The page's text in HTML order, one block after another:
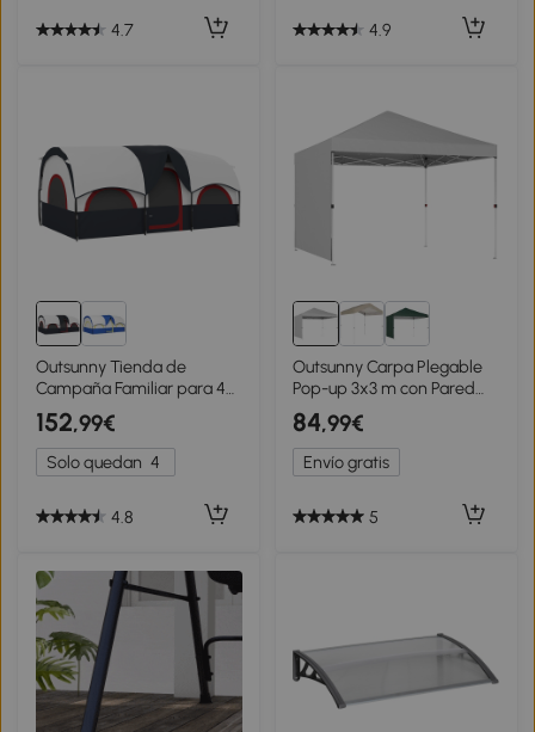
4.7 4.9
Outsunny Tienda de
Campaña Familiar para 4
Personas Impermeable con
Dormitorios
Independientes
435x251x195 cm Gris y
152,99€
Solo quedan 4
4.8
Outsunny Carpa Plegable
Pop-up 3x3 m con Pared
Lateral UPF50+ Altura
Ajustable Empuje Central
Bolsa de Transporte Blanco
84,99€
Envío gratis
5